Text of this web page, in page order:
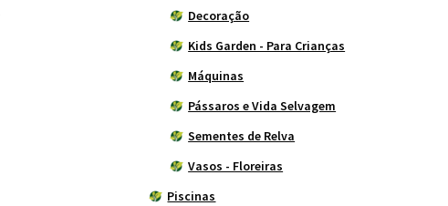
Decoração
Kids Garden - Para Crianças
Máquinas
Pássaros e Vida Selvagem
Sementes de Relva
Vasos - Floreiras
Piscinas